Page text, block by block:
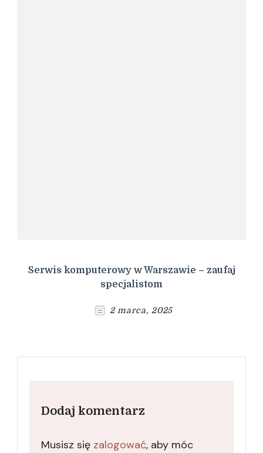
Serwis komputerowy w Warszawie – zaufaj
specjalistom
2 marca, 2025
Dodaj komentarz
Musisz się zalogować, aby móc